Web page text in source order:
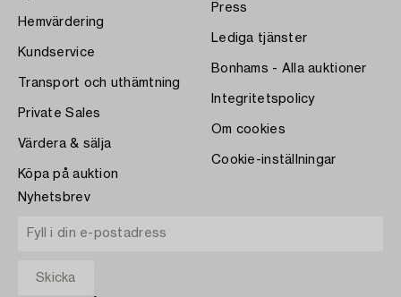
Hemvärdering
Kundservice
Transport och uthämtning
Private Sales
Värdera & sälja
Köpa på auktion
Press
Lediga tjänster
Bonhams - Alla auktioner
Integritetspolicy
Om cookies
Cookie-inställningar
Nyhetsbrev